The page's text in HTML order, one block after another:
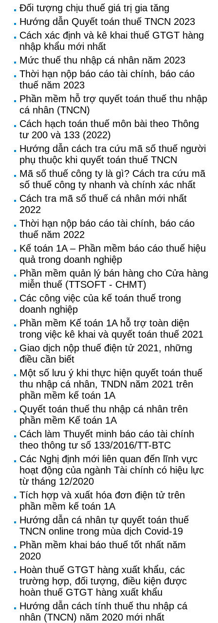
Đối tượng chịu thuế giá trị gia tăng
Hướng dẫn Quyết toán thuế TNCN 2023
Cách xác định và kê khai thuế GTGT hàng
nhập khẩu mới nhất
Mức thuế thu nhập cá nhân năm 2023
Thời hạn nộp báo cáo tài chính, báo cáo
thuế năm 2023
Phần mềm hỗ trợ quyết toán thuế thu nhập
cá nhân (TNCN)
Cách hạch toán thuế môn bài theo Thông
tư 200 và 133 (2022)
Hướng dẫn cách tra cứu mã số thuế người
phụ thuộc khi quyết toán thuế TNCN
Mã số thuế công ty là gì? Cách tra cứu mã
số thuế công ty nhanh và chính xác nhất
Cách tra mã số thuế cá nhân mới nhất
2022
Thời hạn nộp báo cáo tài chính, báo cáo
thuế năm 2022
Kế toán 1A – Phần mềm báo cáo thuế hiệu
quả trong doanh nghiệp
Phần mềm quản lý bán hàng cho Cửa hàng
miễn thuế (TTSOFT - CHMT)
Các công việc của kế toán thuế trong
doanh nghiệp
Phần mềm Kế toán 1A hỗ trợ toàn diện
trong việc kê khai và quyết toán thuế 2021
Giao dịch nộp thuế điện tử 2021, những
điều cần biết
Một số lưu ý khi thực hiện quyết toán thuế
thu nhập cá nhân, TNDN năm 2021 trên
phần mềm kế toán 1A
Quyết toán thuế thu nhập cá nhân trên
phần mềm Kế toán 1A
Cách làm Thuyết minh báo cáo tài chính
theo thông tư số 133/2016/TT-BTC
Các Nghị định mới liên quan đến lĩnh vực
hoạt động của ngành Tài chính có hiệu lực
từ tháng 12/2020
Tích hợp và xuất hóa đơn điện tử trên
phần mềm kế toán 1A
Hướng dẫn cá nhân tự quyết toán thuế
TNCN online trong mùa dịch Covid-19
Phần mềm khai báo thuế tốt nhất năm
2020
Hoàn thuế GTGT hàng xuất khẩu, các
trường hợp, đối tượng, điều kiện được
hoàn thuế GTGT hàng xuất khẩu
Hướng dẫn cách tính thuế thu nhập cá
nhân (TNCN) năm 2020 mới nhất